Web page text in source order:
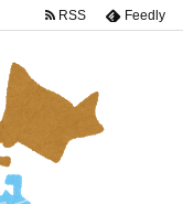
RSS Feedly